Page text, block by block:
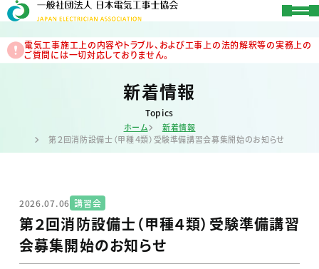
電気工事施工上の内容やトラブル、および工事上の法的解釈等の実務上の
ご質問には一切対応しておりません。
新着情報
Topics
ホーム
新着情報
第２回消防設備士（甲種４類）受験準備講習会募集開始のお知らせ
2026.07.06 講習会
第２回消防設備士（甲種４類）受験準備講習
会募集開始のお知らせ